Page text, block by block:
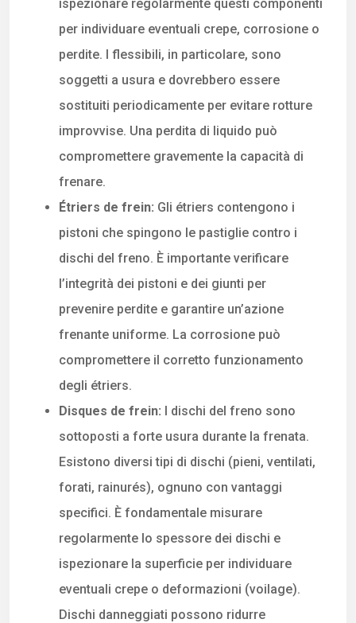
ispezionare regolarmente questi componenti
per individuare eventuali crepe, corrosione o
perdite. I flessibili, in particolare, sono
soggetti a usura e dovrebbero essere
sostituiti periodicamente per evitare rotture
improvvise. Una perdita di liquido può
compromettere gravemente la capacità di
frenare.
Étriers de frein: Gli étriers contengono i
pistoni che spingono le pastiglie contro i
dischi del freno. È importante verificare
l’integrità dei pistoni e dei giunti per
prevenire perdite e garantire un’azione
frenante uniforme. La corrosione può
compromettere il corretto funzionamento
degli étriers.
Disques de frein: I dischi del freno sono
sottoposti a forte usura durante la frenata.
Esistono diversi tipi di dischi (pieni, ventilati,
forati, rainurés), ognuno con vantaggi
specifici. È fondamentale misurare
regolarmente lo spessore dei dischi e
ispezionare la superficie per individuare
eventuali crepe o deformazioni (voilage).
Dischi danneggiati possono ridurre